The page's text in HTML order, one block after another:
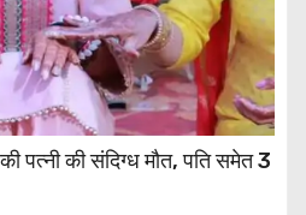
पत्नी की संदिग्ध मौत, पति समेत 3